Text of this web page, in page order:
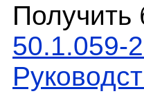
50.1.059-